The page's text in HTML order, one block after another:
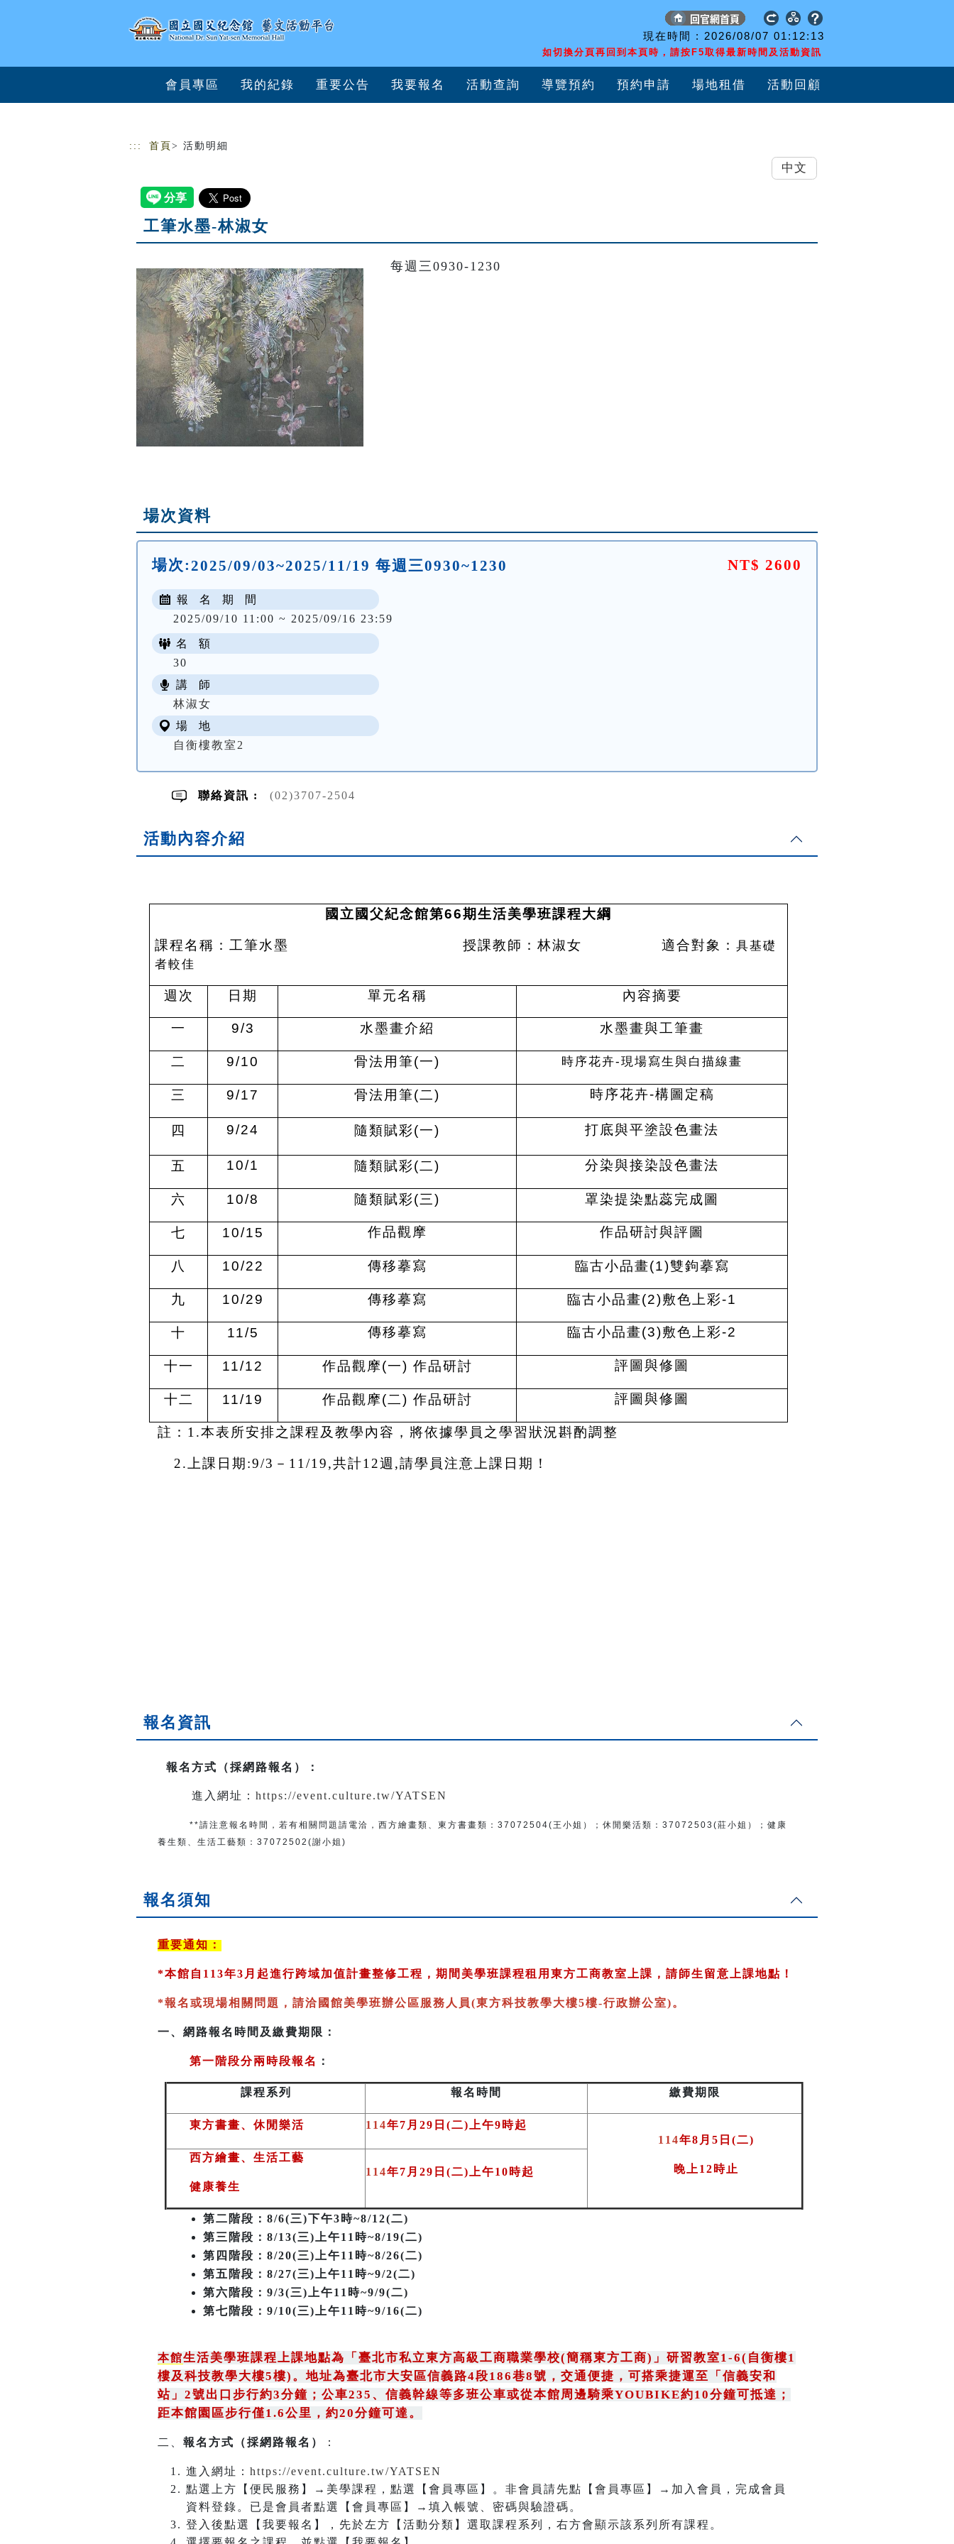
現在時間 : 2026/08/07 01:12:14
如切換分頁再回到本頁時，請按F5取得最新時間及活動資訊
會員專區 我的紀錄 重要公告 我要報名 活動查詢 導覽預約 預約申請 場地租借 活動回顧
::: 首頁 > 活動明細
工筆水墨-林淑女
每週三0930-1230
場次資料
場次:2025/09/03~2025/11/19 每週三0930~1230 NT$ 2600
報 名 期 間
2025/09/10 11:00 ~ 2025/09/16 23:59
名 額
30
講 師
林淑女
場 地
自衡樓教室2
聯絡資訊 : (02)3707-2504
活動內容介紹
國立國父紀念館第66期生活美學班課程大綱
課程名稱：工筆水墨 授課教師：林淑女 適合對象： 具基礎
者較佳
週次 日期 單元名稱 內容摘要
一 9/3 水墨畫介紹 水墨畫與工筆畫
二 9/10 骨法用筆(一) 時序花卉-現場寫生與白描線畫
三 9/17 骨法用筆(二) 時序花卉-構圖定稿
四 9/24 隨類賦彩(一) 打底與平塗設色畫法
五 10/1 隨類賦彩(二) 分染與接染設色畫法
六 10/8 隨類賦彩(三) 罩染提染點蕊完成圖
七 10/15 作品觀摩 作品研討與評圖
八 10/22 傳移摹寫 臨古小品畫(1)雙鉤摹寫
九 10/29 傳移摹寫 臨古小品畫(2)敷色上彩-1
十 11/5 傳移摹寫 臨古小品畫(3)敷色上彩-2
十一 11/12 作品觀摩(一) 作品研討 評圖與修圖
十二 11/19 作品觀摩(二) 作品研討 評圖與修圖
註：1.本表所安排之課程及教學內容，將依據學員之學習狀況斟酌調整
2.上課日期:9/3－11/19,共計12週,請學員注意上課日期！
報名資訊
報名方式（採網路報名） ：
進入網址： https://event.culture.tw/YATSEN
**請注意報名時間，若有相關問題 請電洽 ， 西方繪畫類、東方書畫類： 37072504(王小姐） ； 休閒樂活類： 37072503(莊小姐）； 健康
養生類、生活工藝類： 37072502(謝小姐)
報名須知
重要通知：
*本館自113年3月起進行跨域加值計畫整修工程，期間美學班課程租用東方工商教室 上課，請師生留意上課地點！
*報名或現場相關問題，請洽國館美學班辦公區服務人員(東方科技教學大樓5樓-行政辦公室)。
一、 網路報名時間及繳費期限：
第一階段分兩時段報名 ：
課程系列 報名時間 繳費期限
東方書畫、休閒樂活 114年7月29日(二)上午9時起
114年8月5日(二)
晚上12時止
西方繪畫、生活工藝
健康養生
114年7月29日(二)上午10時起
第二階段 ：8/6(三)下午3時~8/12(二)
第三階段 ：8/13(三)上午11時~8/19(二)
第四階段：8/20(三)上午11時~8/26(二)
第五階段：8/27(三)上午11時~9/2(二)
第六階段：9/3(三)上午11時~9/9(二)
第七階段：9/10(三)上午11時~9/16(二)
本館生活美學班課程上課地點為 「 臺北市私立東方高級工商職業學校(簡稱東方工商) 」 研習教室1-6(自衡樓1
樓及科技教學大樓5樓)。地址為臺北市大安區信義路4段186巷8號 ， 交通便捷，可搭乘捷運至「信義安和
站」2號出口步行約3分鐘 ； 公車235 、 信義幹線等多班公車或從本館周邊騎乘YOUBIKE約10分鐘可抵達；
距本館園區步行僅1.6公里，約20分鐘可達。
二、 報名方式（採網路報名） ：
進入網址： https://event.culture.tw/YATSEN
點選上方【便民服務】→美學課程，點選【會員專區】。非會員請先點【會員專區】→加入會員，完成會員
資料登錄。已是會員者點選【會員專區】→填入帳號、密碼與驗證碼。
登入後點選【我要報名】，先於左方【活動分類】選取課程系列，右方會顯示該系列所有課程。